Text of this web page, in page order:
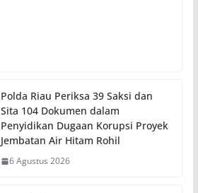
Polda Riau Periksa 39 Saksi dan
Sita 104 Dokumen dalam
Penyidikan Dugaan Korupsi Proyek
Jembatan Air Hitam Rohil
6 Agustus 2026